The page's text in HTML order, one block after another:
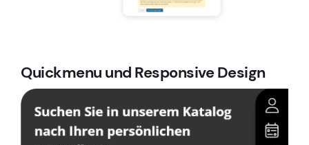
Quickmenu und Responsive Design